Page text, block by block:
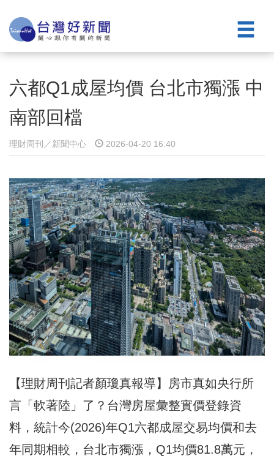
六都Q1成屋均價 台北市獨漲 中
南部回檔
理財周刊／新聞中心 2026-04-20 16:40
【理財周刊記者顏瓊真報導】房市真如央行所
言「軟著陸」了？台灣房屋彙整實價登錄資
料，統計今(2026)年Q1六都成屋交易均價和去
年同期相較，台北市獨漲，Q1均價81.8萬元，